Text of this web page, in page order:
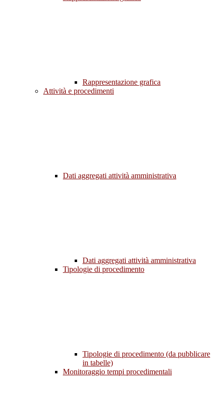
Rappresentazione grafica
Attività e procedimenti
Dati aggregati attività amministrativa
Dati aggregati attività amministrativa
Tipologie di procedimento
Tipologie di procedimento (da pubblicare
in tabelle)
Monitoraggio tempi procedimentali